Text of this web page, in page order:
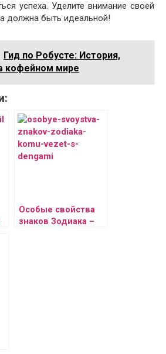
успеха. Уделите внимание своей
должна быть идеальной!
Гид по Робусте: История,
кофейном мире
Особые свойства
знаков Зодиака –